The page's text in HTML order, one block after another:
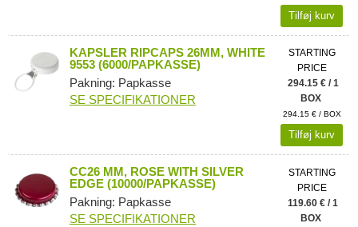
Tilføj kurv
KAPSLER RIPCAPS 26MM, WHITE
9553 (6000/PAPKASSE)
Pakning: Papkasse
SE SPECIFIKATIONER
STARTING
PRICE
294.15 € / 1
BOX
294.15 € / BOX
Tilføj kurv
CC26 MM, ROSE WITH SILVER
EDGE (10000/PAPKASSE)
Pakning: Papkasse
SE SPECIFIKATIONER
STARTING
PRICE
119.60 € / 1
BOX